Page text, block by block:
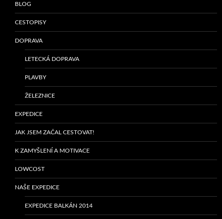
BLOG
CESTOPISY
DOPRAVA
LETECKÁ DOPRAVA
PLAVBY
ŽELEZNICE
EXPEDICE
JAK JSEM ZAČAL CESTOVAT!
K ZAMYŠLENÍ A MOTIVACE
LOWCOST
NAŠE EXPEDICE
EXPEDICE BALKÁN 2014